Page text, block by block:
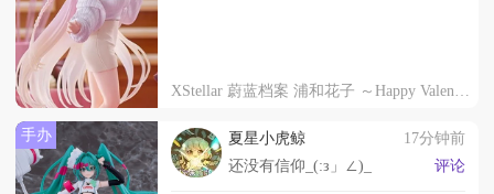
手办 夏星小虎鲸
17分钟前
还没有信仰_(:з」∠)_
评论